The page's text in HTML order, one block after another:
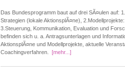
Das Bundesprogramm baut auf drei SÃ¤ulen auf:
Strategien (lokale AktionsplÃ¤ne),
3.Steuerung, Kommunikation, Evaluation und
befinden sich u. a. Antragsunterlagen und
AktionsplÃ¤ne und Modellprojekte, aktuelle
Coachingverfahren.
[mehr...]